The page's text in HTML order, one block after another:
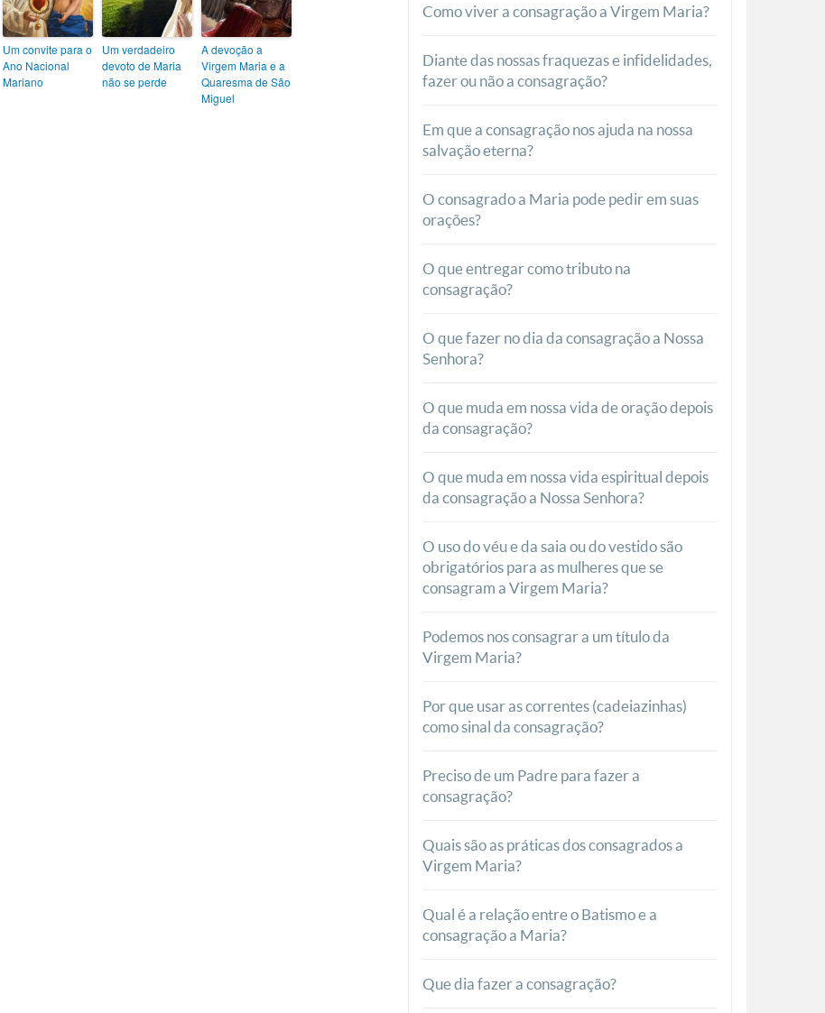
Um convite para o
Ano Nacional
Mariano
Um verdadeiro
devoto de Maria
não se perde
A devoção a
Virgem Maria e a
Quaresma de São
Miguel
Como viver a consagração a Virgem Maria?
Diante das nossas fraquezas e infidelidades,
fazer ou não a consagração?
Em que a consagração nos ajuda na nossa
salvação eterna?
O consagrado a Maria pode pedir em suas
orações?
O que entregar como tributo na
consagração?
O que fazer no dia da consagração a Nossa
Senhora?
O que muda em nossa vida de oração depois
da consagração?
O que muda em nossa vida espiritual depois
da consagração a Nossa Senhora?
O uso do véu e da saia ou do vestido são
obrigatórios para as mulheres que se
consagram a Virgem Maria?
Podemos nos consagrar a um título da
Virgem Maria?
Por que usar as correntes (cadeiazinhas)
como sinal da consagração?
Preciso de um Padre para fazer a
consagração?
Quais são as práticas dos consagrados a
Virgem Maria?
Qual é a relação entre o Batismo e a
consagração a Maria?
Que dia fazer a consagração?